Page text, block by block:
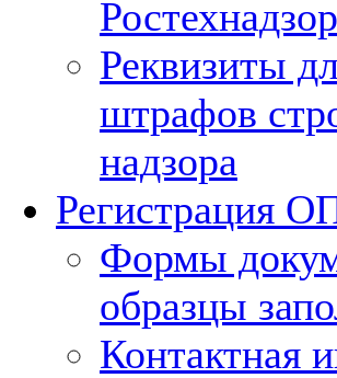
Реквизиты
штрафов
надзора
Регистрация
Формы
образцы
Контактная